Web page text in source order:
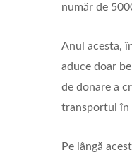
număr de
Anul acesta,
aduce doar
de donare a
transportul în
Pe lângă